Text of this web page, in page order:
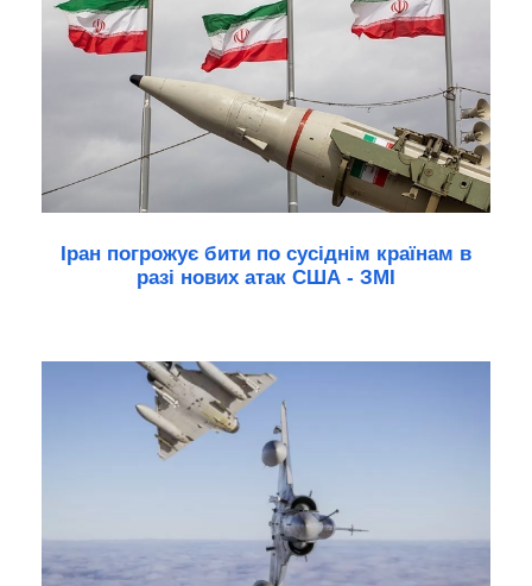
Іран погрожує бити по сусіднім країнам в
разі нових атак США - ЗМІ